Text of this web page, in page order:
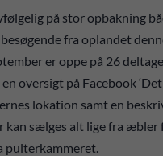
på stor opbakning
fra oplandet
er oppe på 26
oversigt på Facebook ‘Det
lokation samt en
kan sælges alt lige fra æbler
pulterkammeret.